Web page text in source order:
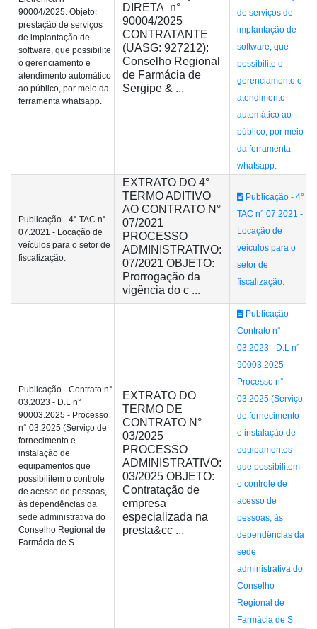
90004/2025. Objeto:
prestação de serviços
de implantação de
software, que possibilite
o gerenciamento e
atendimento automático
ao público, por meio da
ferramenta whatsapp.
DIRETA n°
90004/2025
CONTRATANTE
(UASG: 927212):
Conselho Regional
de Farmácia de
Sergipe & ...
de serviços de
implantação de
software, que
possibilite o
gerenciamento e
atendimento
automático ao
público, por meio
da ferramenta
whatsapp.
Publicação - 4° TAC n°
07.2021 - Locação de
veículos para o setor de
fiscalização.
EXTRATO DO 4°
TERMO ADITIVO
AO CONTRATO N°
07/2021
PROCESSO
ADMINISTRATIVO:
07/2021 OBJETO:
Prorrogação da
vigência do c ...
Publicação - 4°
TAC n° 07.2021 -
Locação de
veículos para o
setor de
fiscalização.
Publicação - Contrato n°
03.2023 - D.L n°
90003.2025 - Processo
n° 03.2025 (Serviço de
fornecimento e
instalação de
equipamentos que
possibilitem o controle
de acesso de pessoas,
às dependências da
sede administrativa do
Conselho Regional de
Farmácia de S
EXTRATO DO
TERMO DE
CONTRATO N°
03/2025
PROCESSO
ADMINISTRATIVO:
03/2025 OBJETO:
Contratação de
empresa
especializada na
presta&cc ...
Publicação -
Contrato n°
03.2023 - D.L n°
90003.2025 -
Processo n°
03.2025 (Serviço
de fornecimento
e instalação de
equipamentos
que possibilitem
o controle de
acesso de
pessoas, às
dependências da
sede
administrativa do
Conselho
Regional de
Farmácia de S